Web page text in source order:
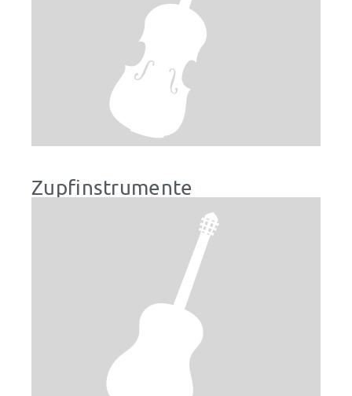
Zupfinstrumente